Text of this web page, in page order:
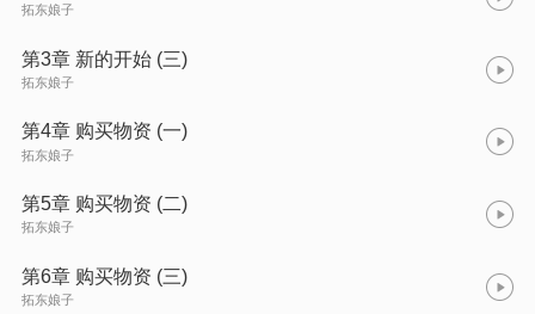
拓东娘子
第3章 新的开始 (三)
拓东娘子
第4章 购买物资 (一)
拓东娘子
第5章 购买物资 (二)
拓东娘子
第6章 购买物资 (三)
拓东娘子